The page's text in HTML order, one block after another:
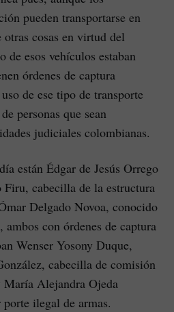
pueden transportarse en
cosas en virtud del
esos vehículos estaban
órdenes de captura
de ese tipo de transporte
personas que sean
judiciales colombianas.
están Édgar de Jesús Orrego
cabecilla de la estructura
Delgado Novoa, conocido
con órdenes de captura
Wenser Yosony Duque,
cabecilla de comisión
María Alejandra Ojeda
ilegal de armas.